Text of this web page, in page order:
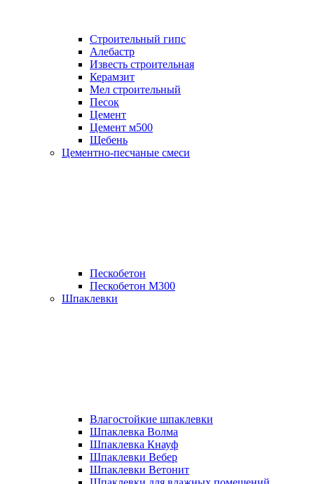
Строительный гипс
Алебастр
Известь строительная
Керамзит
Мел строительный
Песок
Цемент
Цемент м500
Щебень
Цементно-песчаные смеси
Пескобетон
Пескобетон М300
Шпаклевки
Влагостойкие шпаклевки
Шпаклевка Волма
Шпаклевка Кнауф
Шпаклевки Вебер
Шпаклевки Ветонит